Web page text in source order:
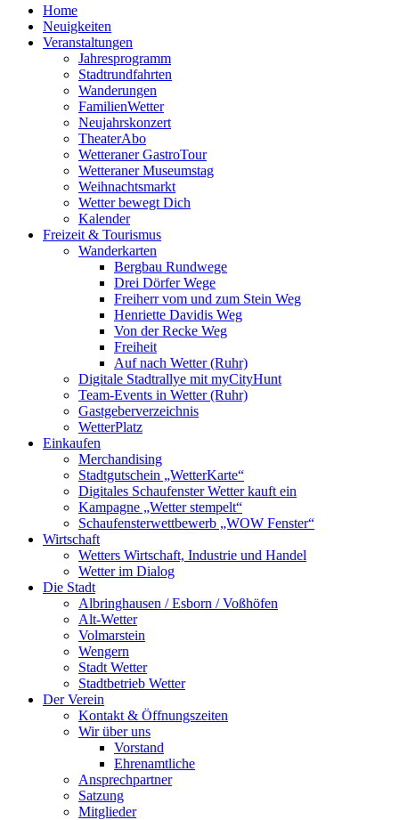
Home
Neuigkeiten
Veranstaltungen
Jahresprogramm
Stadtrundfahrten
Wanderungen
FamilienWetter
Neujahrskonzert
TheaterAbo
Wetteraner GastroTour
Wetteraner Museumstag
Weihnachtsmarkt
Wetter bewegt Dich
Kalender
Freizeit & Tourismus
Wanderkarten
Bergbau Rundwege
Drei Dörfer Wege
Freiherr vom und zum Stein Weg
Henriette Davidis Weg
Von der Recke Weg
Freiheit
Auf nach Wetter (Ruhr)
Digitale Stadtrallye mit myCityHunt
Team-Events in Wetter (Ruhr)
Gastgeberverzeichnis
WetterPlatz
Einkaufen
Merchandising
Stadtgutschein „WetterKarte“
Digitales Schaufenster Wetter kauft ein
Kampagne „Wetter stempelt“
Schaufensterwettbewerb „WOW Fenster“
Wirtschaft
Wetters Wirtschaft, Industrie und Handel
Wetter im Dialog
Die Stadt
Albringhausen / Esborn / Voßhöfen
Alt-Wetter​
Volmarstein
Wengern
Stadt Wetter
Stadtbetrieb Wetter
Der Verein
Kontakt & Öffnungszeiten
Wir über uns
Vorstand
Ehrenamtliche
Ansprechpartner
Satzung
Mitglieder